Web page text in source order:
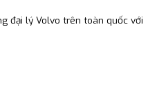
đại lý Volvo trên toàn quốc với